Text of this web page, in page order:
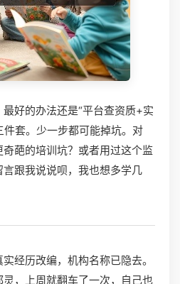
好的办法还是“平台查资质+实
套。少一步都可能掉坑。对
葩的培训坑？或者用过这个监
跟我说说呗，我也想多学几
实经历改编，机构名称已隐去。
，上周就翻车了一次，自己也